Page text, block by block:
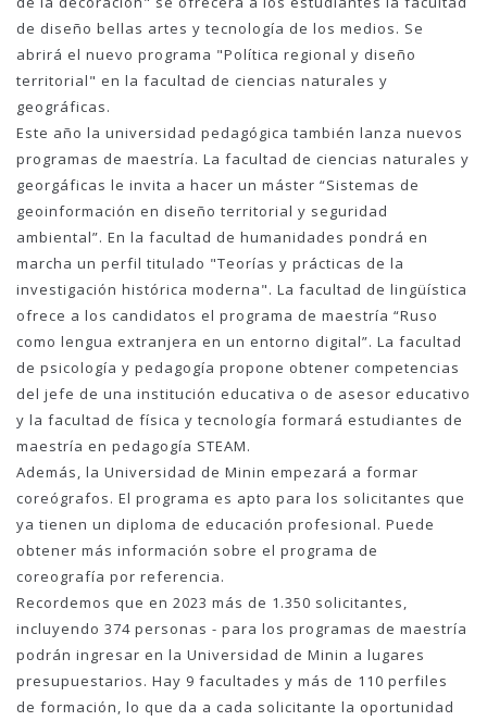
de diseño bellas artes y tecnología de los medios. Se
abrirá el nuevo programa "Política regional y diseño
territorial" en la facultad de ciencias naturales y
geográficas.
Este año la universidad pedagógica también lanza nuevos
programas de maestría. La facultad de ciencias naturales y
georgáficas le invita a hacer un máster “Sistemas de
geoinformación en diseño territorial y seguridad
ambiental”. En la facultad de humanidades pondrá en
marcha un perfil titulado "Teorías y prácticas de la
investigación histórica moderna". La facultad de lingüística
ofrece a los candidatos el programa de maestría “Ruso
como lengua extranjera en un entorno digital”. La facultad
de psicología y pedagogía propone obtener competencias
del jefe de una institución educativa o de asesor educativo
y la facultad de física y tecnología formará estudiantes de
maestría en pedagogía STEAM.
Además, la Universidad de Minin empezará a formar
coreógrafos. El programa es apto para los solicitantes que
ya tienen un diploma de educación profesional. Puede
obtener más información sobre el programa de
coreografía por referencia.
Recordemos que en 2023 más de 1.350 solicitantes,
incluyendo 374 personas - para los programas de maestría
podrán ingresar en la Universidad de Minin a lugares
presupuestarios. Hay 9 facultades y más de 110 perfiles
de formación, lo que da a cada solicitante la oportunidad